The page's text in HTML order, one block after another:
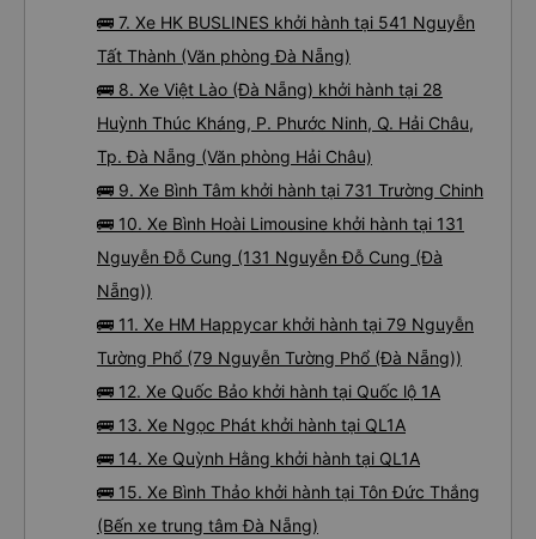
🚌 7. Xe HK BUSLINES khởi hành tại 541 Nguyễn
Tất Thành (Văn phòng Đà Nẵng)
🚌 8. Xe Việt Lào (Đà Nẵng) khởi hành tại 28
Huỳnh Thúc Kháng, P. Phước Ninh, Q. Hải Châu,
Tp. Đà Nẵng (Văn phòng Hải Châu)
🚌 9. Xe Bình Tâm khởi hành tại 731 Trường Chinh
🚌 10. Xe Bình Hoài Limousine khởi hành tại 131
Nguyễn Đỗ Cung (131 Nguyễn Đỗ Cung (Đà
Nẵng))
🚌 11. Xe HM Happycar khởi hành tại 79 Nguyễn
Tường Phổ (79 Nguyễn Tường Phổ (Đà Nẵng))
🚌 12. Xe Quốc Bảo khởi hành tại Quốc lộ 1A
🚌 13. Xe Ngọc Phát khởi hành tại QL1A
🚌 14. Xe Quỳnh Hằng khởi hành tại QL1A
🚌 15. Xe Bình Thảo khởi hành tại Tôn Đức Thắng
(Bến xe trung tâm Đà Nẵng)